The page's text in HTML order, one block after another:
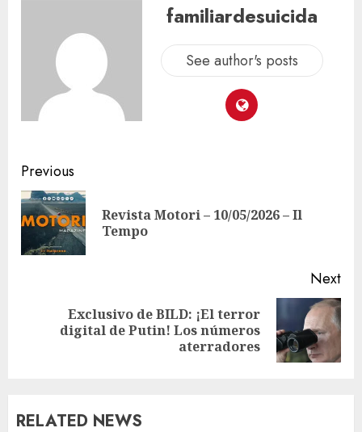
familiardesuicida
See author's posts
Previous
Revista Motori – 10/05/2026 – Il
Tempo
Next
Exclusivo de BILD: ¡El terror
digital de Putin! Los números
aterradores
RELATED NEWS